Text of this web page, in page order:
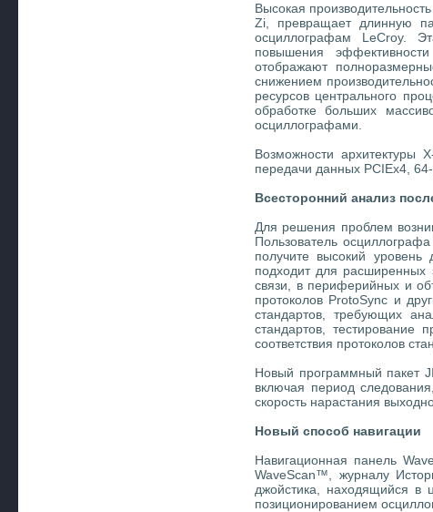
Высокая
Zi, превращает длинную
осциллографам LeCroy.
повышения
отображают
снижением
ресурсов центрального
обработке больших
осциллографами.
Возможности архитектуры
передачи данных PCIEx4,
Всесторонний анализ
Для решения проблем
Пользователь
получите высокий
подходит для расширенных
связи, в периферийных и
протоколов ProtoSync и
стандартов, требующих
стандартов,
соответствия протоколов
Новый программный пакет
включая период
скорость нарастания
Новый способ навигации
Навигационная панель
WaveScan™, журналу
джойстика, находящийся в
позиционированием